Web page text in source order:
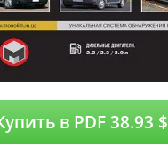
в PDF 38.93 $